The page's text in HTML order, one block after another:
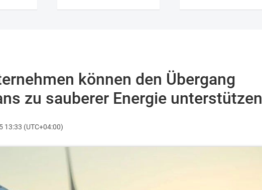
können den Übergang
zu sauberer Energie unterstützen
13:33 (UTC+04:00)